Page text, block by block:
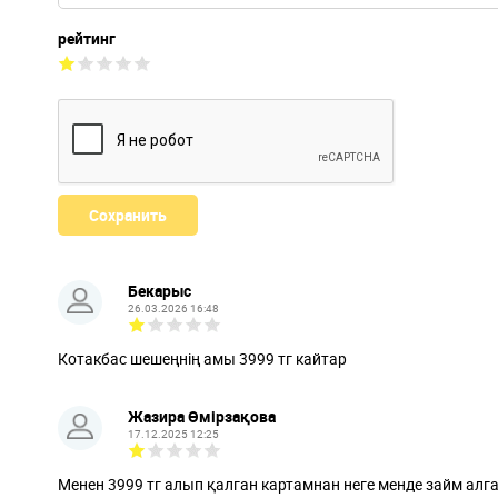
рейтинг
Бекарыс
26.03.2026 16:48
Котакбас шешеңнің амы 3999 тг кайтар
Жазира Өмірзақова
17.12.2025 12:25
Менен 3999 тг алып қалган картамнан неге менде займ